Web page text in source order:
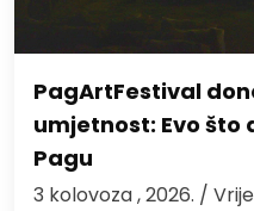
PagArtFestival
umjetnost: Evo što
Pagu
3 kolovoza , 2026. /